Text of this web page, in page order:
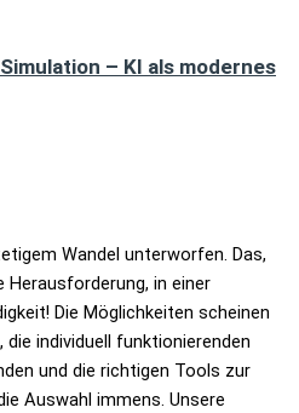
– KI als modernes
Wandel unterworfen. Das,
in einer
Die Möglichkeiten scheinen
individuell funktionierenden
und die richtigen Tools zur
Auswahl immens. Unsere